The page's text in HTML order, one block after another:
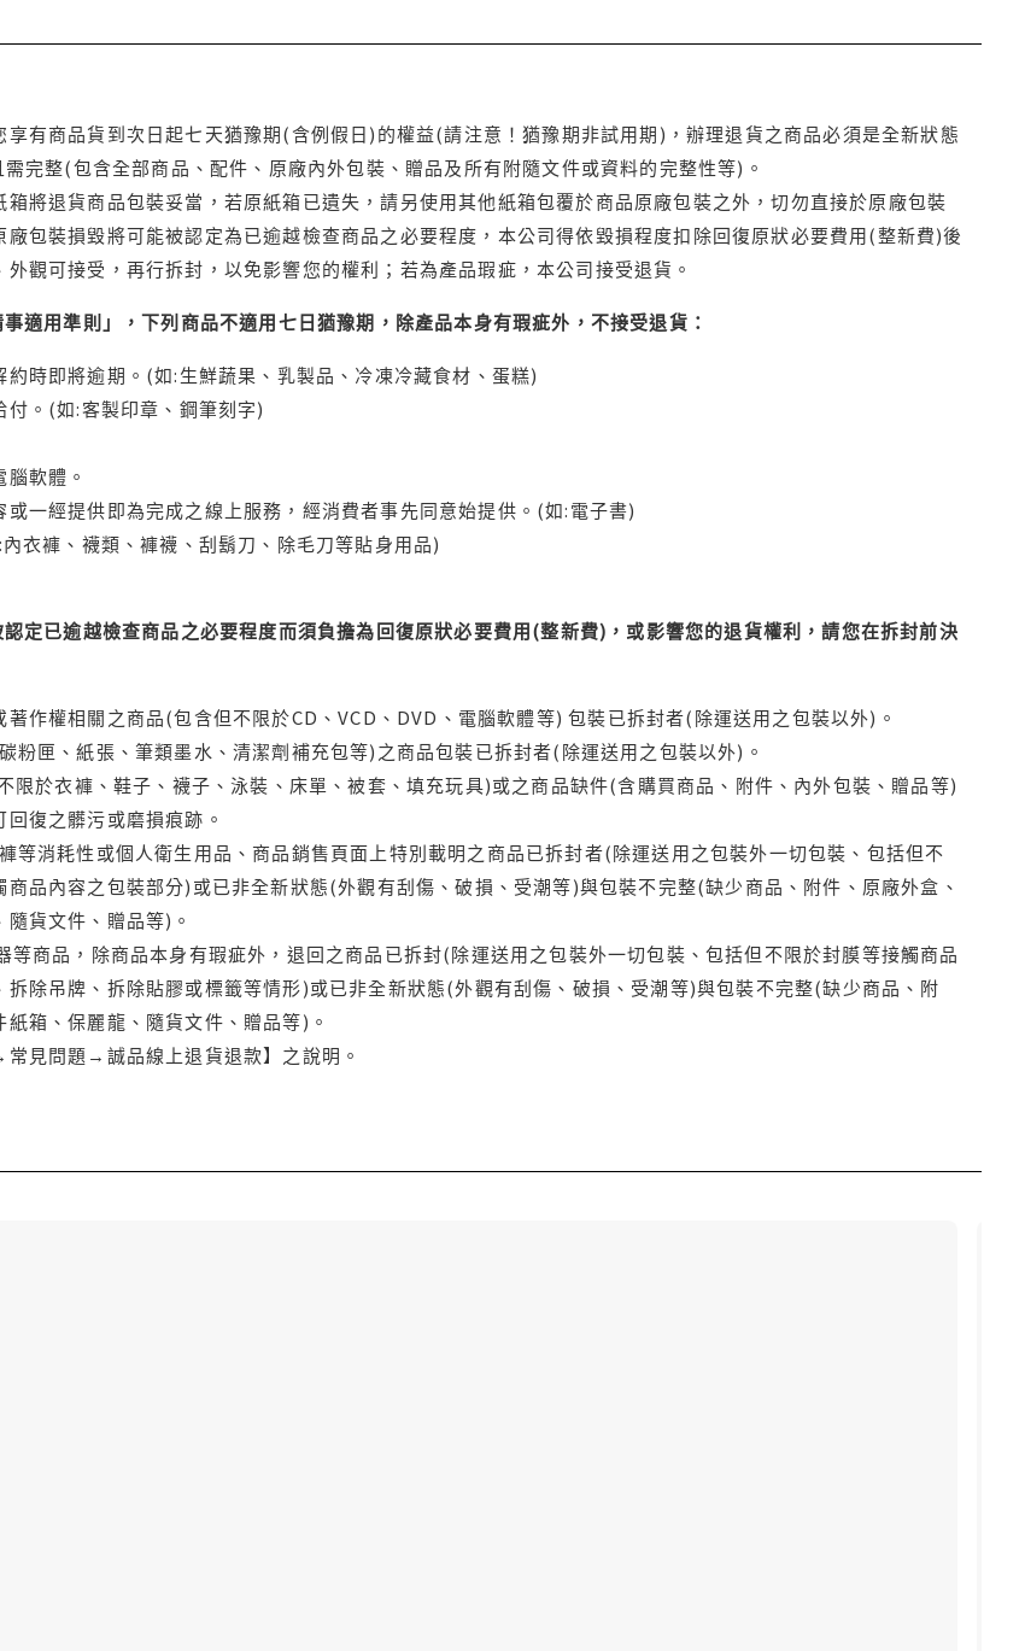
有商品貨到次日起七天猶豫期(含例假日)的權益(請注意！猶豫期非試用期)，辦理退貨之商品必須是全新狀態
完整(包含全部商品、配件、原廠內外包裝、贈品及所有附隨文件或資料的完整性等)。
將退貨商品包裝妥當，若原紙箱已遺失，請另使用其他紙箱包覆於商品原廠包裝之外，切勿直接於原廠包裝
廠包裝損毀將可能被認定為已逾越檢查商品之必要程度，本公司得依毀損程度扣除回復原狀必要費用(整新費)後
觀可接受，再行拆封，以免影響您的權利；若為產品瑕疵，本公司接受退貨。
適用準則」，下列商品不適用七日猶豫期，除產品本身有瑕疵外，不接受退貨：
時即將逾期。(如:生鮮蔬果、乳製品、冷凍冷藏食材、蛋糕)
。(如:客製印章、鋼筆刻字)
軟體。
一經提供即為完成之線上服務，經消費者事先同意始提供。(如:電子書)
衣褲、襪類、褲襪、刮鬍刀、除毛刀等貼身用品)
定已逾越檢查商品之必要程度而須負擔為回復原狀必要費用(整新費)，或影響您的退貨權利，請您在拆封前決
作權相關之商品(包含但不限於CD、VCD、DVD、電腦軟體等) 包裝已拆封者(除運送用之包裝以外)。
粉匣、紙張、筆類墨水、清潔劑補充包等)之商品包裝已拆封者(除運送用之包裝以外)。
於衣褲、鞋子、襪子、泳裝、床單、被套、填充玩具)或之商品缺件(含購買商品、附件、內外包裝、贈品等)
復之髒污或磨損痕跡。
等消耗性或個人衛生用品、商品銷售頁面上特別載明之商品已拆封者(除運送用之包裝外一切包裝、包括但不
品內容之包裝部分)或已非全新狀態(外觀有刮傷、破損、受潮等)與包裝不完整(缺少商品、附件、原廠外盒、
貨文件、贈品等)。
等商品，除商品本身有瑕疵外，退回之商品已拆封(除運送用之包裝外一切包裝、包括但不限於封膜等接觸商品
拆除吊牌、拆除貼膠或標籤等情形)或已非全新狀態(外觀有刮傷、破損、受潮等)與包裝不完整(缺少商品、附
箱、保麗龍、隨貨文件、贈品等)。
見問題→誠品線上退貨退款】之說明。